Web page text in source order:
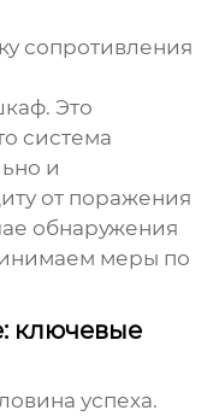
сопротивления
. Это
система
и
от поражения
обнаружения
меры по
ключевые
успеха.